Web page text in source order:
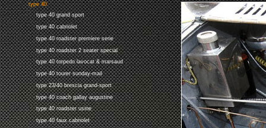
type 40
type 40 grand sport
type 40 cabriolet
type 40 roadster premiere serie
type 40 roadster 2 seater special
type 40 torpedo lavocat & marsaud
type 40 tourer sunday-mail
type 23/40 brescia grand-sport
type 40 coach gallay augustine
type 40 roadster usine
type 40 faux cabriolet